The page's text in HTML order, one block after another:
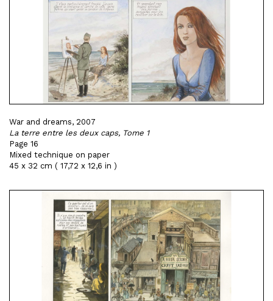
War and dreams, 2007
La terre entre les deux caps, Tome 1
Page 16
Mixed technique on paper
45 x 32 cm ( 17,72 x 12,6 in )